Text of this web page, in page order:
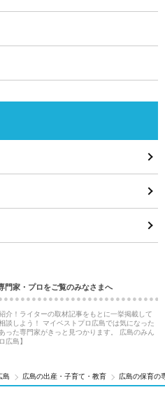
門家・プロをご覧のみなさまへ
介！ライターの取材記事をもとに一挙掲載して
談しよう！ マイベストプロ広島では気になった
った専門家がきっと見つかります。 広島のみん
広島】
島 広島の出産・子育て・教育 広島の保育の